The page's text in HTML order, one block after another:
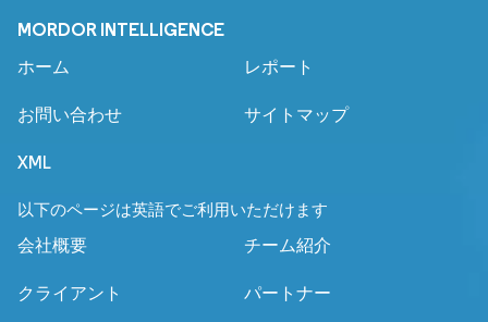
MORDOR INTELLIGENCE
ホーム レポート
お問い合わせ サイトマップ
XML
以下のページは英語でご利用いただけます
会社概要
チーム紹介
クライアント パートナー